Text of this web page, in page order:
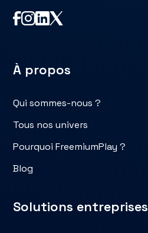
À propos
Qui sommes-nous ?
Tous nos univers
Pourquoi FreemiumPlay ?
Blog
Solutions entreprises